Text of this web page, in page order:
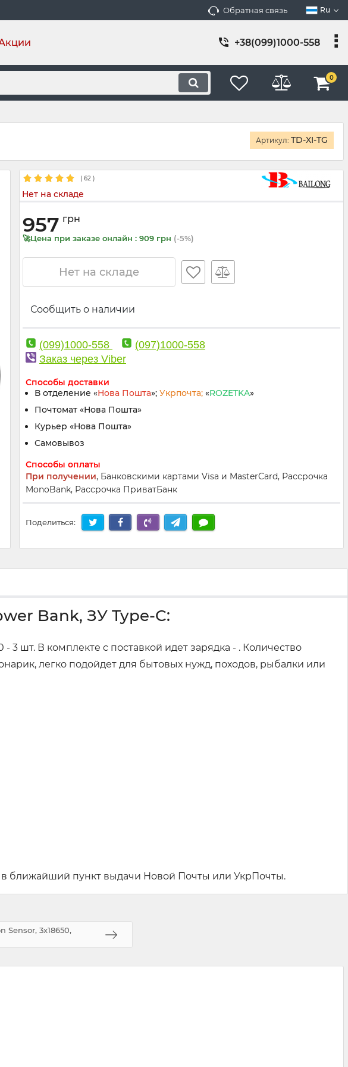
Обратная связь Ru
+38(099)1000-558
0
Артикул: TD-XI-TG
( 62 )
Нет на складе
957 грн
🚀Цена при заказе онлайн : 909 грн (-5%)
Нет на складе
Сообщить о наличии
(099)1000-558
(097)1000-558
Заказ через Viber
Способы доставки
В отделение «Нова Пошта»; Укрпочта; «ROZETKA»
Почтомат «Нова Пошта»
Курьер «Нова Пошта»
Самовывоз
Способы оплаты
При получении, Банковскими картами Visa и MasterCard, Рассрочка
MonoBank, Рассрочка ПриватБанк
Поделиться:
Bank, ЗУ Type-C:
3 шт. В комплекте с поставкой идет зарядка - . Количество
легко подойдет для бытовых нужд, походов, рыбалки или
в ближайший пункт выдачи Новой Почты или УкрПочты.
Sensor, 3x18650,